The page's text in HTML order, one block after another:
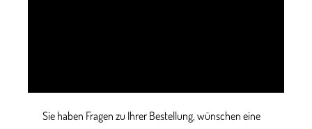
Sie haben Fragen zu Ihrer Bestellung, wünschen eine